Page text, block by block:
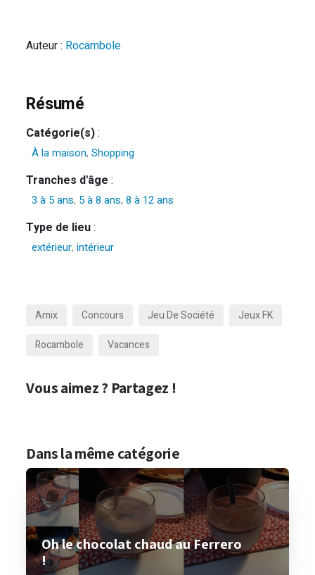
Auteur : Rocambole
Résumé
Catégorie(s):
À la maison,Shopping
Tranches d'âge :
3 à 5 ans, 5 à 8 ans,8 à 12 ans
Type de lieu:
extérieur,intérieur
Amix Concours Jeu De Société
Jeux FK
Rocambole
Vacances
Vous aimez ? Partagez !
Dans la même catégorie
Oh le chocolat chaud au Ferrero
!